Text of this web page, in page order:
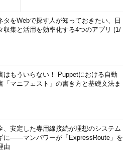
タをWebで探す人が知っておきたい、日
収集と活用を効率化する4つのアプリ (1/
はもういらない！ Puppetにおける自動
「マニフェスト」の書き方と基礎文法ま
、安定した専用線接続が理想のシステム
に――マンパワーが「ExpressRoute」を
由